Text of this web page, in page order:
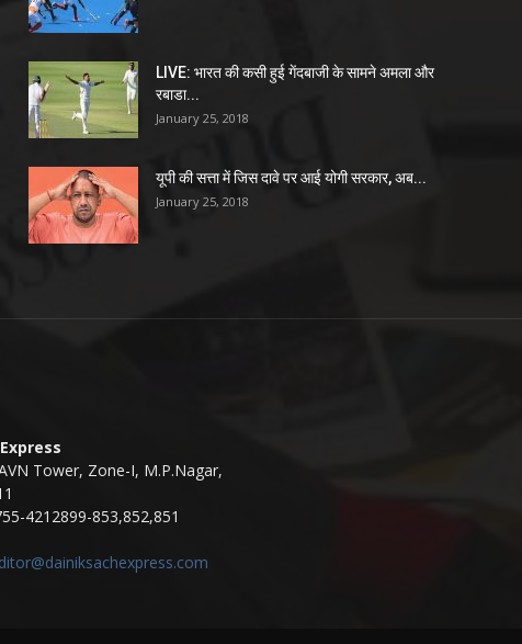
LIVE: भारत की कसी हुई गेंदबाजी के सामने अमला और
रबाडा...
January 25, 2018
यूपी की सत्ता में जिस दावे पर आई योगी सरकार, अब...
January 25, 2018
Tower, Zone-I, M.P.Nagar,
4212899-853,852,851